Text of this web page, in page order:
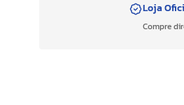
Loja
Compre